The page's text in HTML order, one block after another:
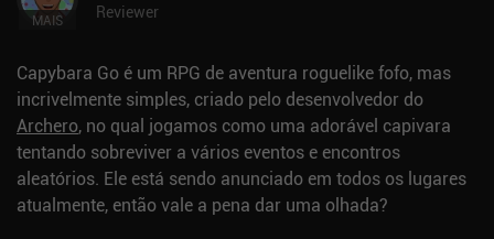
MAIS Reviewer
Capybara Go é um RPG de aventura roguelike fofo, mas
incrivelmente simples, criado pelo desenvolvedor do
Archero, no qual jogamos como uma adorável capivara
tentando sobreviver a vários eventos e encontros
aleatórios. Ele está sendo anunciado em todos os lugares
atualmente, então vale a pena dar uma olhada?